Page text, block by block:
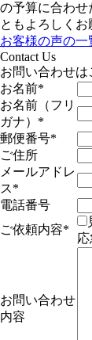
の予算に合わせ
ともよろしくお
お客様の声の一
Contact Us
お問い合わせは
お名前*
お名前（フリ
ガナ） *
郵便番号*
ご住所
メールアドレ
ス*
電話番号
ご依頼内容*
お問い合わせ
内容